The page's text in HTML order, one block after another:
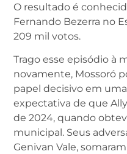
O resultado é
Fernando Bezerra no
209 mil votos.
Trago esse episódio à
novamente, Mossoró
papel decisivo em
expectativa de que
de 2024, quando
municipal. Seus
Genivan Vale,